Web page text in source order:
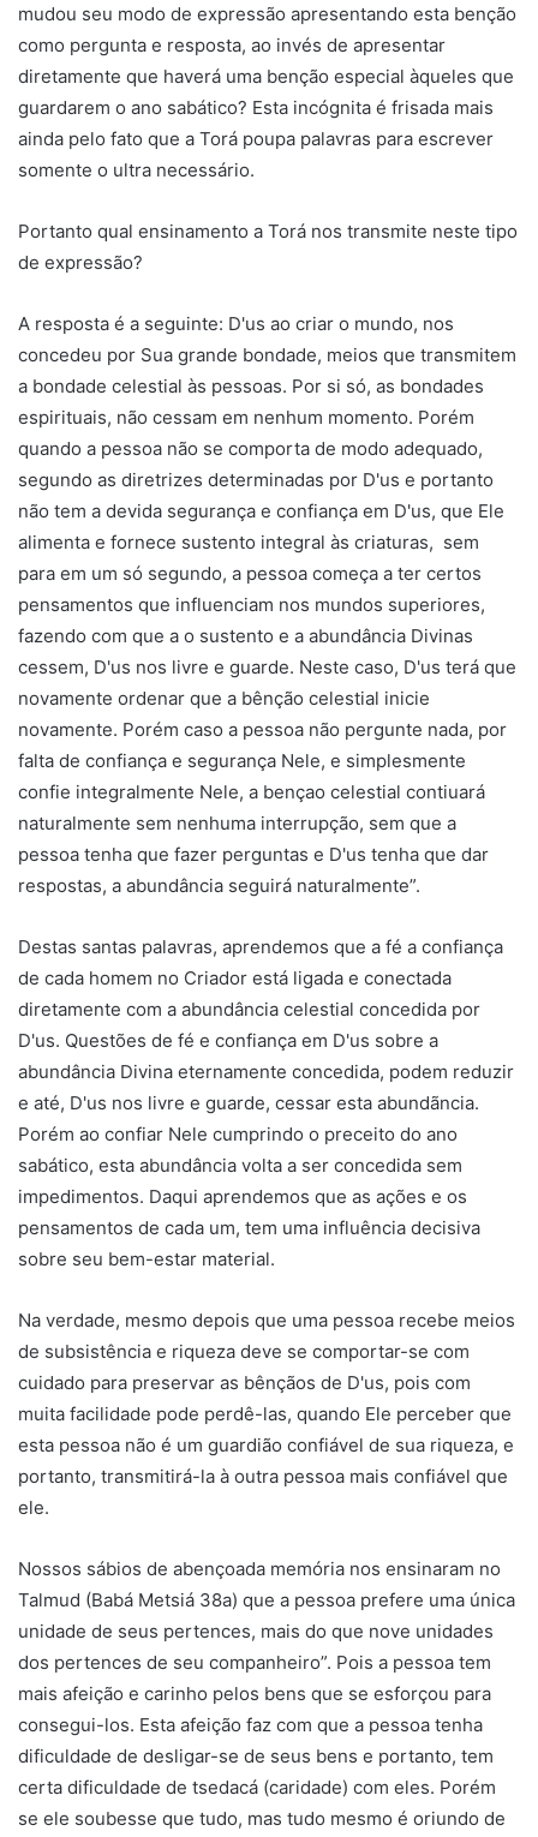
mudou seu modo de expressão apresentando esta benção
como pergunta e resposta, ao invés de apresentar
diretamente que haverá uma benção especial àqueles que
guardarem o ano sabático? Esta incógnita é frisada mais
ainda pelo fato que a Torá poupa palavras para escrever
somente o ultra necessário.
Portanto qual ensinamento a Torá nos transmite neste tipo
de expressão?
A resposta é a seguinte: D'us ao criar o mundo, nos
concedeu por Sua grande bondade, meios que transmitem
a bondade celestial às pessoas. Por si só, as bondades
espirituais, não cessam em nenhum momento. Porém
quando a pessoa não se comporta de modo adequado,
segundo as diretrizes determinadas por D'us e portanto
não tem a devida segurança e confiança em D'us, que Ele
alimenta e fornece sustento integral às criaturas, sem
para em um só segundo, a pessoa começa a ter certos
pensamentos que influenciam nos mundos superiores,
fazendo com que a o sustento e a abundância Divinas
cessem, D'us nos livre e guarde. Neste caso, D'us terá que
novamente ordenar que a bênção celestial inicie
novamente. Porém caso a pessoa não pergunte nada, por
falta de confiança e segurança Nele, e simplesmente
confie integralmente Nele, a bençao celestial contiuará
naturalmente sem nenhuma interrupção, sem que a
pessoa tenha que fazer perguntas e D'us tenha que dar
respostas, a abundância seguirá naturalmente”.
Destas santas palavras, aprendemos que a fé a confiança
de cada homem no Criador está ligada e conectada
diretamente com a abundância celestial concedida por
D'us. Questões de fé e confiança em D'us sobre a
abundância Divina eternamente concedida, podem reduzir
e até, D'us nos livre e guarde, cessar esta abundãncia.
Porém ao confiar Nele cumprindo o preceito do ano
sabático, esta abundância volta a ser concedida sem
impedimentos. Daqui aprendemos que as ações e os
pensamentos de cada um, tem uma influência decisiva
sobre seu bem-estar material.
Na verdade, mesmo depois que uma pessoa recebe meios
de subsistência e riqueza deve se comportar-se com
cuidado para preservar as bênçãos de D'us, pois com
muita facilidade pode perdê-las, quando Ele perceber que
esta pessoa não é um guardião confiável de sua riqueza, e
portanto, transmitirá-la à outra pessoa mais confiável que
ele.
Nossos sábios de abençoada memória nos ensinaram no
Talmud (Babá Metsiá 38a) que a pessoa prefere uma única
unidade de seus pertences, mais do que nove unidades
dos pertences de seu companheiro”. Pois a pessoa tem
mais afeição e carinho pelos bens que se esforçou para
consegui-los. Esta afeição faz com que a pessoa tenha
dificuldade de desligar-se de seus bens e portanto, tem
certa dificuldade de tsedacá (caridade) com eles. Porém
se ele soubesse que tudo, mas tudo mesmo é oriundo de